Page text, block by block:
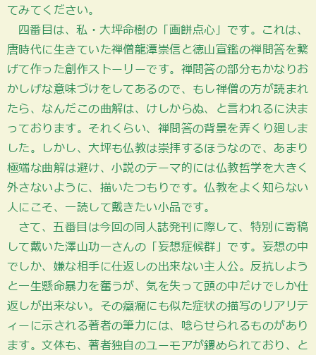
てみてください。
四番目は、私・大坪命樹の「画餅点心」です。これは、
唐時代に生きていた禅僧龍潭崇信と徳山宣鑑の禅問答を繋
げて作った創作ストーリーです。禅問答の部分もかなりお
かしげな意味づけをしてあるので、もし禅僧の方が読まれ
たら、なんだこの曲解は、けしからぬ、と言われるに決ま
っております。それくらい、禅問答の背景を弄くり廻しま
した。しかし、大坪も仏教は崇拝するほうなので、あまり
極端な曲解は避け、小説のテーマ的には仏教哲学を大きく
外さないように、描いたつもりです。仏教をよく知らない
人にこそ、一読して戴きたい小品です。
さて、五番目は今回の同人誌発刊に際して、特別に寄稿
して戴いた澤山功一さんの「妄想症候群」です。妄想の中
でしか、嫌な相手に仕返しの出来ない主人公。反抗しよう
と一生懸命暴力を奮うが、気を失って頭の中だけでしか仕
返しが出来ない。その癲癇にも似た症状の描写のリアリテ
ィーに示される著者の筆力には、唸らせられるものがあり
ます。文体も、著者独自のユーモアが鏤められており、と